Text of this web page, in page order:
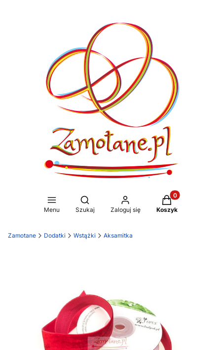
Menu
Otwórz wyszukiwarkę
Szukaj Zaloguj się
Produkty w
Koszyk
Zamotane Dodatki Wstążki Aksamitka